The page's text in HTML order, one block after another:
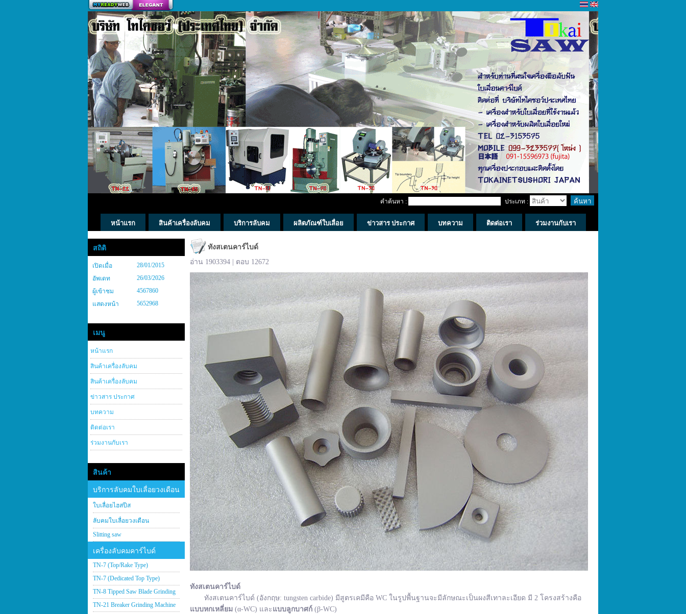
สร้างเว็บ
คำค้นหา : ประเภท :
หน้าแรก สินค้าเครื่องลับคม บริการลับคม ผลิตภัณฑ์ใบเลื่อย ข่าวสาร ประกาศ บทความ ติดต่อเรา ร่วมงานกับเรา
สถิติ
เปิดเมื่อ
28/01/2015
อัพเดท
26/03/2026
ผู้เข้าชม
4567860
แสดงหน้า
5652968
เมนู
หน้าแรก
สินค้าเครื่องลับคม
สินค้าเครื่องลับคม
ข่าวสาร ประกาศ
บทความ
ติดต่อเรา
ร่วมงานกับเรา
สินค้า
บริการลับคมใบเลื่อยวงเดือน
ใบเลื่อยไฮสปีส
ลับคมใบเลื่อยวงเดือน
Slitting saw
เครื่องลับคมคาร์ไบด์
TN-7 (Top/Rake Type)
TN-7 (Dedicated Top Type)
TN-8 Tipped Saw Blade Grinding
TN-21 Breaker Grinding Machine
ทังสเตนคาร์ไบด์
อ่าน 1903394 | ตอบ 12672
ทังสเตนคาร์ไบด์
ทังสเตนคาร์ไบด์ (อังกฤษ: tungsten carbide) มีสูตรเคมีคือ WC ในรูปพื้นฐานจะมีลักษณะเป็นผงสีเทาละเอียด มี 2 โครงสร้างคือ
แบบหกเหลี่ยม (α-WC) และ แบบลูกบาศก์ (β-WC)